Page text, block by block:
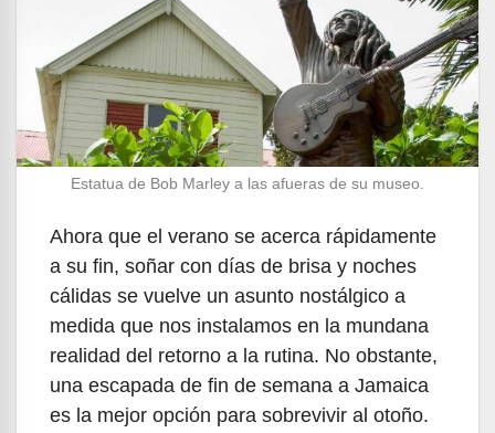
Estatua de Bob Marley a las afueras de su museo.
Ahora que el verano se acerca rápidamente
a su fin, soñar con días de brisa y noches
cálidas se vuelve un asunto nostálgico a
medida que nos instalamos en la mundana
realidad del retorno a la rutina. No obstante,
una escapada de fin de semana a Jamaica
es la mejor opción para sobrevivir al otoño.